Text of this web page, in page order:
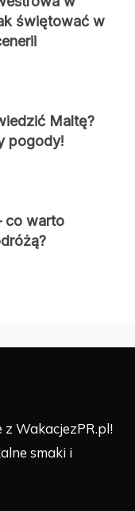
świętować w
Maltę?
pogody!
co warto
WakacjezPR.pl!
smaki i